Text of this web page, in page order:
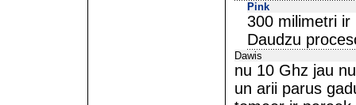
Pink
300 milimetri ir
Daudzu
Dawis
nu 10 Ghz jau
un arii parus